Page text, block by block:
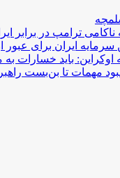
ترامپ در برابر
سرمایه ایران برای
باید خسارات به
مهمات تا بن‌بست